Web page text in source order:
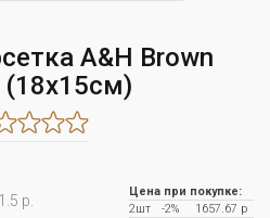
A&H Brown
(18x15см)
р.
Цена при покупке:
2шт
-2%
1657.67 р